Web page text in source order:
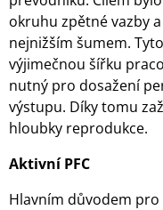
okruhu zpětné vazby
nejnižším šumem.
výjimečnou šířku
nutný pro dosažení
výstupu. Díky tomu
hloubky reprodukce.
Aktivní PFC
Hlavním důvodem pro